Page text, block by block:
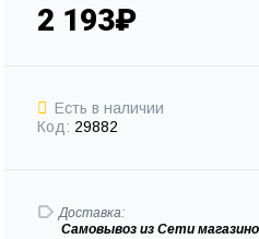
2 193₽
Есть в наличии
Код: 29882
Доставка:
Самовывозиз Сети